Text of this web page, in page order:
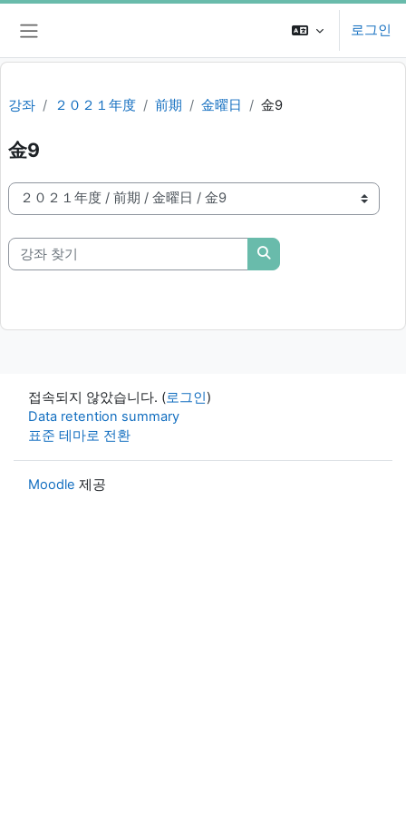
메인 콘텐츠로 건너뛰기
로그인
강좌 ２０２１年度 前期 金曜日 金9
金9
강좌 범주
강좌 찾기
강좌 찾기
접속되지 않았습니다. (로그인)
Data retention summary
표준 테마로 전환
Moodle 제공